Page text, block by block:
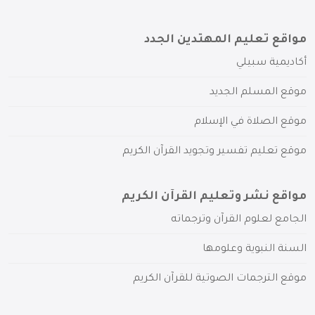
مواقع تعليم المهتدين الجدد
أكاديمية سبيلي
موقع المسلم الجديد
موقع الصلاة في الإسلام
موقع تعليم تفسير وتجويد القرآن الكريم
مواقع نشر وتعليم القرآن الكريم
الجامع لعلوم القرآن وترجماته
السنة النبوية وعلومها
موقع الترجمات الصوتية للقرآن الكريم